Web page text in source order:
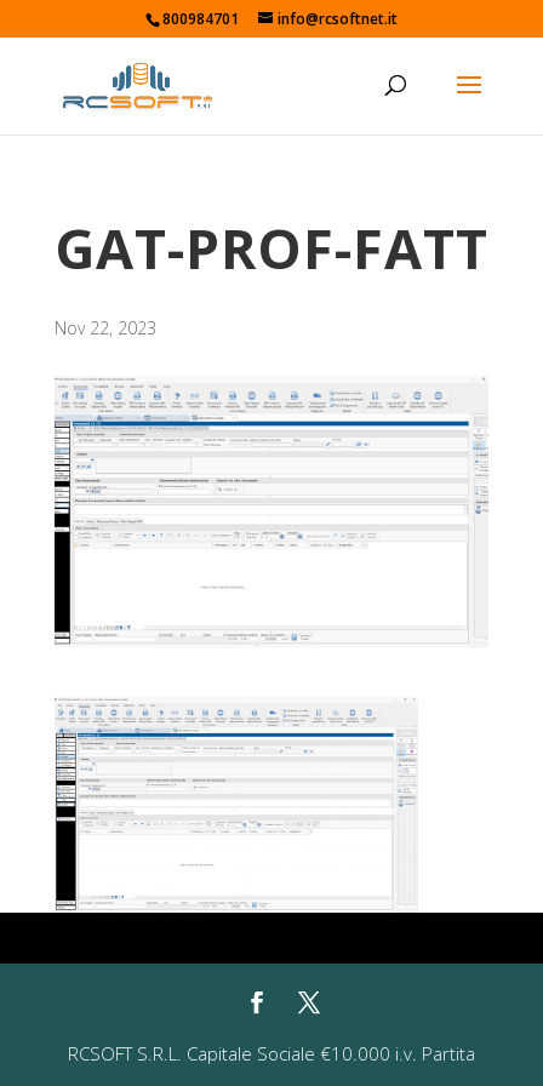
800984701 info@rcsoftnet.it
GAT-PROF-FATT
Nov 22, 2023
RCSOFT S.R.L. Capitale Sociale €10.000 i.v. Partita